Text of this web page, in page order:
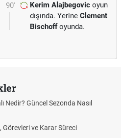
90' Kerim Alajbegovic oyun
dışında. Yerine Clement
Bischoffoyunda.
Nedir? Güncel Sezonda Nasıl
Görevleri ve Karar Süreci